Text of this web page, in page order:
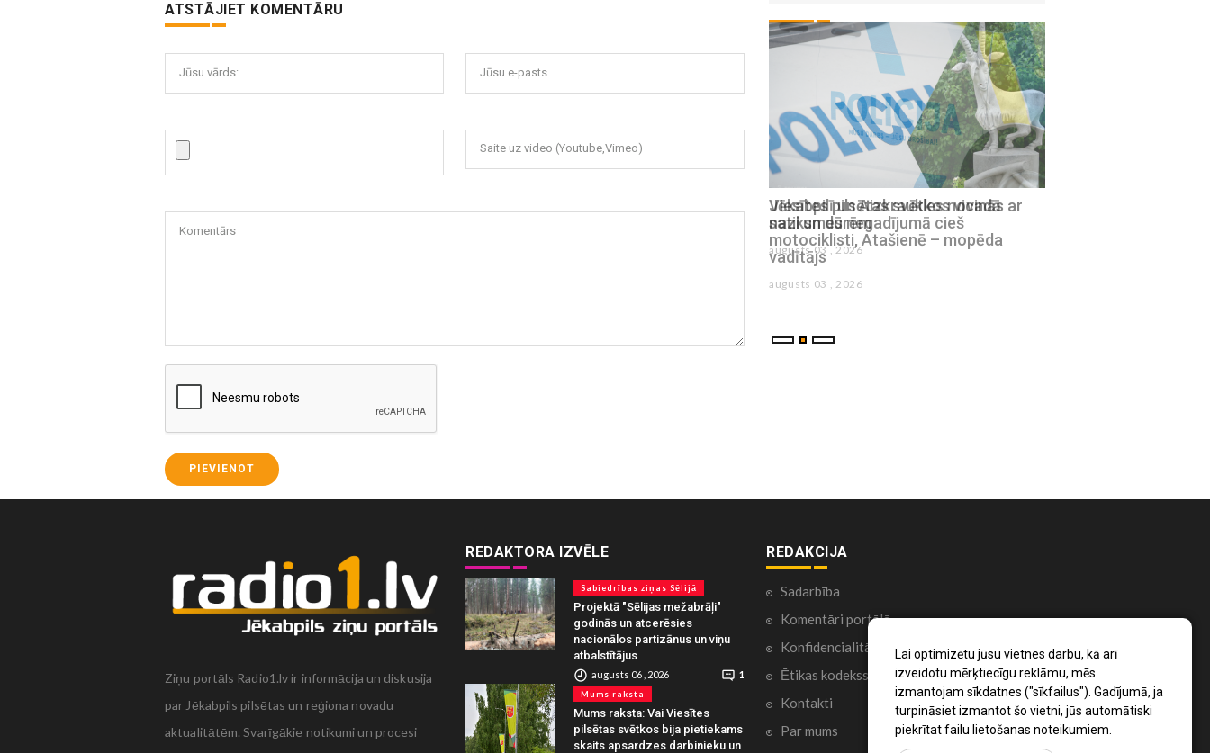
Lai optimizētu jūsu vietnes darbu, kā arī
izveidotu mērķtiecīgu reklāmu, mēs
izmantojam sīkdatnes ("sīkfailus"). Gadījumā, ja
turpināsiet izmantot šo vietni, jūs automātiski
piekrītat failu lietošanas noteikumiem.
ATSTĀJIET KOMENTĀRU
Jūsu vārds: Jūsu e-pasts
Saite uz video (Youtube,Vimeo)
Komentārs
PIEVIENOT
Jēkabpilī un Aizkraukles novadā
satiksmes negadījumā cieš
motociklisti, Atašienē – mopēda
vadītājs
augusts 03 , 2026
Ziņu portāls Radio1.lv ir informācija un diskusija
par Jēkabpils pilsētas un reģiona novadu
aktualitātēm. Svarīgākie notikumi un procesi
REDAKTORA IZVĒLE
Sabiedrības ziņas Sēlijā
Projektā "Sēlijas mežabrāļi"
godinās un atcerēsies
nacionālos partizānus un viņu
atbalstītājus
augusts 06 , 2026 1
Mums raksta
Mums raksta: Vai Viesītes
pilsētas svētkos bija pietiekams
skaits apsardzes darbinieku un
REDAKCIJA
Sadarbība
Komentāri portālā
Konfidencialitātes politika
Ētikas kodekss
Kontakti
Par mums